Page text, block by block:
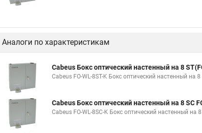
Аналоги по характеристикам
Cabeus Бокс оптический настенный на 8
Cabeus FO-WL-8ST-K Бокс оптический настенный на
Cabeus Бокс оптический настенный на 8 SC
Cabeus FO-WL-8SC-K Бокс оптический настенный